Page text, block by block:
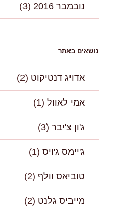
נובמבר 2016 (3)
נושאים באתר
אדויג דנטיקוט (2)
אמי לאוול (1)
ג'ון צ'יבר (3)
ג'יימס ג'ויס (1)
טוביאס וולף (2)
מייביס גלנט (2)